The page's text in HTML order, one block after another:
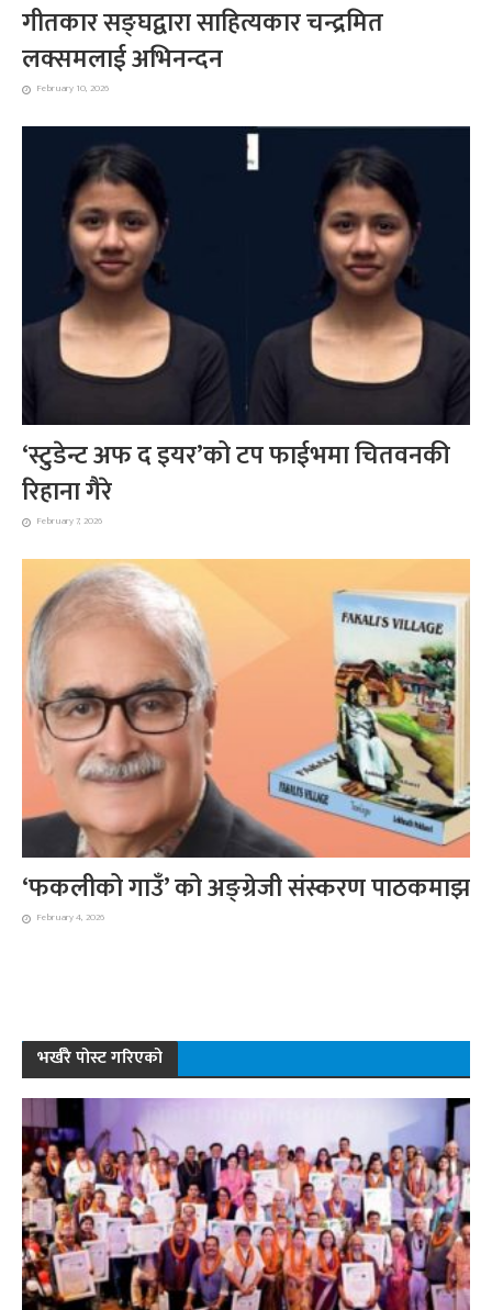
गीतकार सङ्घद्वारा साहित्यकार चन्द्रमित
लक्समलाई अभिनन्दन
February 10, 2026
‘स्टुडेन्ट अफ द इयर’को टप फाईभमा चितवनकी
रिहाना गैरे
February 7, 2026
‘फकलीको गाउँ’ को अङ्ग्रेजी संस्करण पाठकमाझ
February 4, 2026
भर्खरै पोस्ट गरिएको